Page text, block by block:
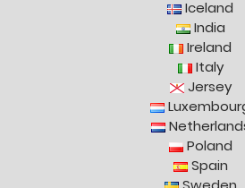
Iceland
India
Ireland
Italy
Jersey
Poland
Spain